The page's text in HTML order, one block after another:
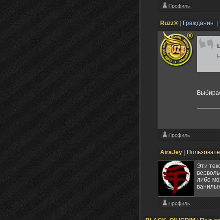
Ruzz® Гражданин
AiraJey
Эти
либо